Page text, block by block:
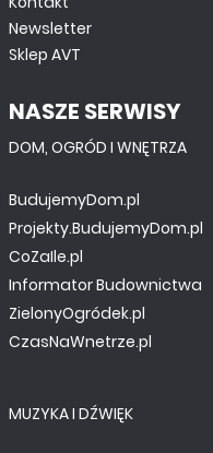
Newsletter
Sklep AVT
NASZE SERWISY
DOM, OGRÓD I WNĘTRZA
BudujemyDom.pl
Projekty.BudujemyDom.pl
CoZaIle.pl
Informator Budownictwa
ZielonyOgródek.pl
CzasNaWnetrze.pl
MUZYKA I DŹWIĘK